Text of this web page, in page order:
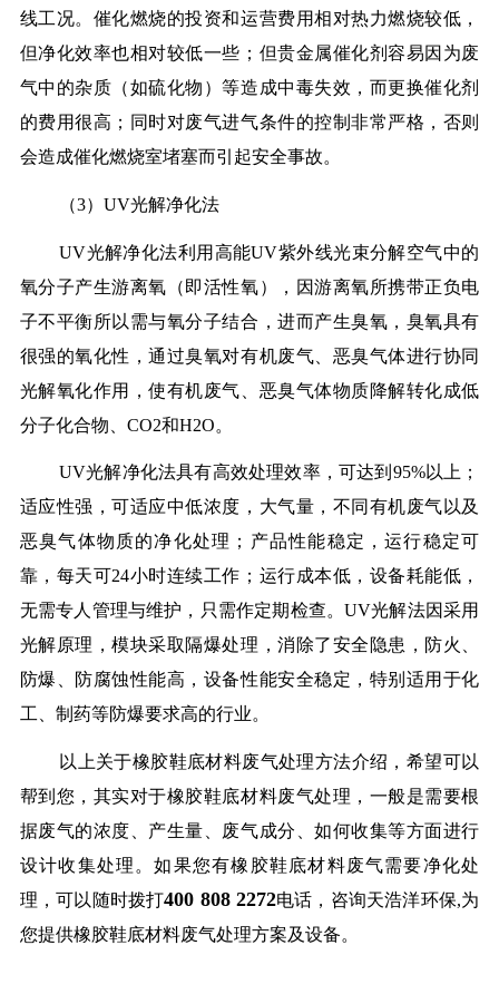
线工况。催化燃烧的投资和运营费用相对热力燃烧较低，
但净化效率也相对较低一些；但贵金属催化剂容易因为废
气中的杂质（如硫化物）等造成中毒失效，而更换催化剂
的费用很高；同时对废气进气条件的控制非常严格，否则
会造成催化燃烧室堵塞而引起安全事故。
（3）UV光解净化法
UV光解净化法利用高能UV紫外线光束分解空气中的
氧分子产生游离氧（即活性氧），因游离氧所携带正负电
子不平衡所以需与氧分子结合，进而产生臭氧，臭氧具有
很强的氧化性，通过臭氧对有机废气、恶臭气体进行协同
光解氧化作用，使有机废气、恶臭气体物质降解转化成低
分子化合物、CO2和H2O。
UV光解净化法具有高效处理效率，可达到95%以上；
适应性强，可适应中低浓度，大气量，不同有机废气以及
恶臭气体物质的净化处理；产品性能稳定，运行稳定可
靠，每天可24小时连续工作；运行成本低，设备耗能低，
无需专人管理与维护，只需作定期检查。UV光解法因采用
光解原理，模块采取隔爆处理，消除了安全隐患，防火、
防爆、防腐蚀性能高，设备性能安全稳定，特别适用于化
工、制药等防爆要求高的行业。
以上关于橡胶鞋底材料废气处理方法介绍，希望可以
帮到您，其实对于橡胶鞋底材料废气处理，一般是需要根
据废气的浓度、产生量、废气成分、如何收集等方面进行
设计收集处理。如果您有橡胶鞋底材料废气需要净化处
理，可以随时拨打400 808 2272电话，咨询天浩洋环保,为
您提供橡胶鞋底材料废气处理方案及设备。